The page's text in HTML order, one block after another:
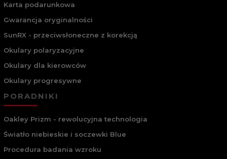
Karta podarunkowa
Gwarancja oryginalności
SunRX - przeciwsłoneczne z korekcją
Okulary polaryzacyjne
Okulary dla kierowców
Okulary progresywne
PORADNIKI
Oakley Prizm - rewolucyjna technologia
Światło niebieskie i soczewki Blue
Procedura badania wzroku